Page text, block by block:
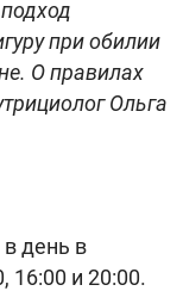
при обилии
О правилах
Ольга
день в
16:00 и 20:00.